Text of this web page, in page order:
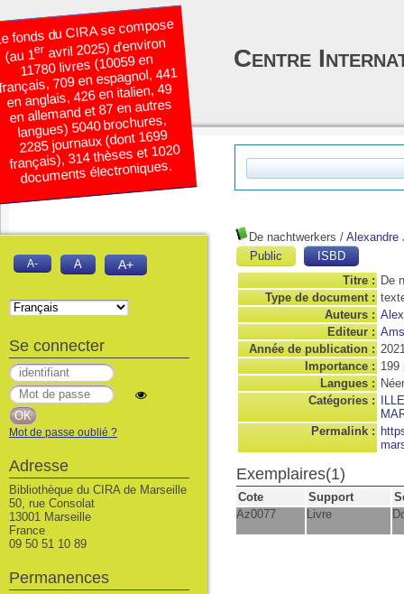
De nachtwerkers / Alexandre
Public
ISBD
Titre : De
Type de document :
Auteurs :
Editeur :
Année de publication :
Importance : 199
Langues :
Catégories :
Permalink :
Exemplaires(1)
Cote Support
Az0077
Livre
fonds du CIRA se compose
(au 1eravril 2025) d’environ
11780 livres (10059 en
709 en espagnol, 441
en anglais, 426 en italien, 49
en allemand et 87 en autres
langues) 5040 brochures,
2285 journaux (dont 1699
français), 314 thèses et 1020
documents électroniques.
Centre
A- A A+
Se connecter
Mot de passe oublié ?
Adresse
Bibliothèque du CIRA de Marseille
50, rue Consolat
13001 Marseille
France
09 50 51 10 89
Permanences